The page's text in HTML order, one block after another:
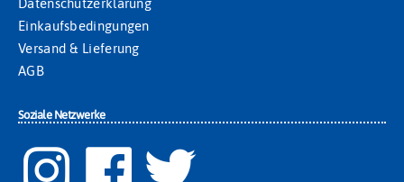
Datenschutzerklärung
Einkaufsbedingungen
Versand & Lieferung
AGB
Soziale Netzwerke